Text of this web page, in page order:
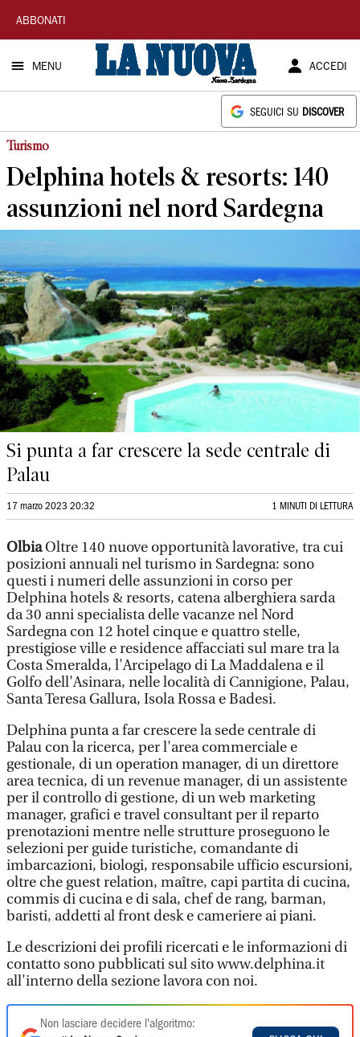
La
Nuova
Sardegna
ABBONATI
MENU ACCEDI
SEGUICI SU DISCOVER
Turismo
Delphina hotels & resorts: 140
assunzioni nel nord Sardegna
Si punta a far crescere la sede centrale di
Palau
17 marzo 2023 20:32 1 MINUTI DI LETTURA
OlbiaOltre 140 nuove opportunità lavorative, tra cui
posizioni annuali nel turismo in Sardegna: sono
questi i numeri delle assunzioni in corso per
Delphina hotels & resorts, catena alberghiera sarda
da 30 anni specialista delle vacanze nel Nord
Sardegna con 12 hotel cinque e quattro stelle,
prestigiose ville e residence affacciati sul mare tra la
Costa Smeralda, l'Arcipelago di La Maddalena e il
Golfo dell'Asinara, nelle località di Cannigione, Palau,
Santa Teresa Gallura, Isola Rossa e Badesi.
Delphina punta a far crescere la sede centrale di
Palau con la ricerca, per l'area commerciale e
gestionale, di un operation manager, di un direttore
area tecnica, di un revenue manager, di un assistente
per il controllo di gestione, di un web marketing
manager, grafici e travel consultant per il reparto
prenotazioni mentre nelle strutture proseguono le
selezioni per guide turistiche, comandante di
imbarcazioni, biologi, responsabile ufficio escursioni,
oltre che guest relation, maître, capi partita di cucina,
commis di cucina e di sala, chef de rang, barman,
baristi, addetti al front desk e cameriere ai piani.
Le descrizioni dei profili ricercati e le informazioni di
contatto sono pubblicati sul sito www.delphina.it
all'interno della sezione lavora con noi.
Non lasciare decidere l'algoritmo: